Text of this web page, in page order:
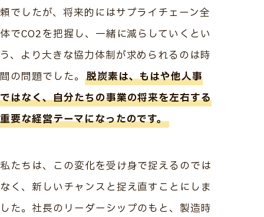
頼でしたが、将来的にはサプライチェーン全
体でCO2を把握し、一緒に減らしていくとい
う、より大きな協力体制が求められるのは時
間の問題でした。 脱炭素は、もはや他人事
ではなく、自分たちの事業の将来を左右する
重要な経営テーマになったのです。
私たちは、この変化を受け身で捉えるのでは
なく、新しいチャンスと捉え直すことにしま
した。社長のリーダーシップのもと、製造時